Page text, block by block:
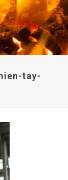
tay-